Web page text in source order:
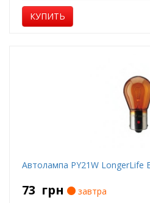
КУПИТЬ
Автолампа PY21W LongerLife
73 грн
завтра